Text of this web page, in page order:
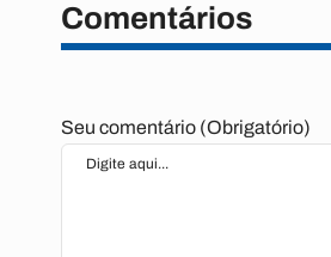
Comentários
Seu comentário (Obrigatório)